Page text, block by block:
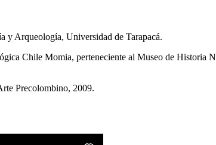
y Arqueología, Universidad de Tarapacá.
Chile Momia, perteneciente al Museo de Historia
Precolombino, 2009.